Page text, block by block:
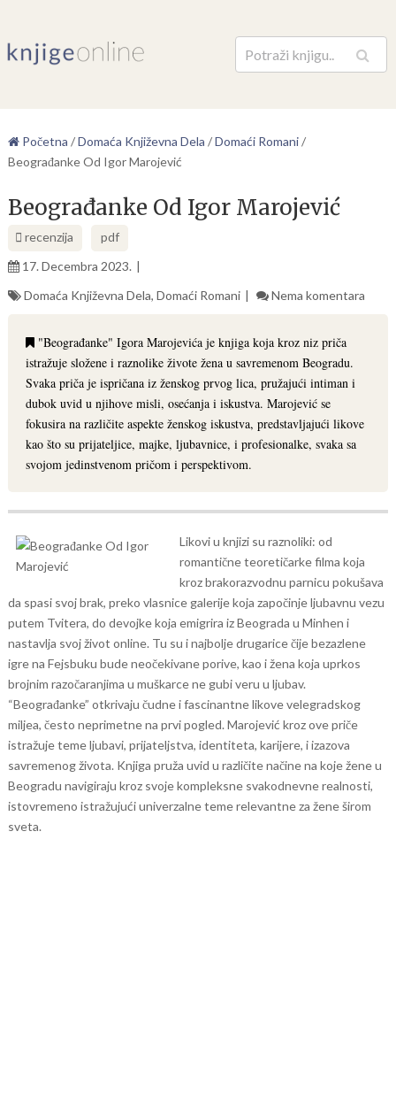
Pretraga
Početna /Domaća Književna Dela /Domaći Romani/
Beograđanke Od Igor Marojević
Beograđanke Od Igor Marojević
recenzija
pdf
17. Decembra 2023.
Domaća Književna Dela, Domaći Romani Nema komentara
"Beograđanke" Igora Marojevića je knjiga koja kroz niz priča
istražuje složene i raznolike živote žena u savremenom Beogradu.
Svaka priča je ispričana iz ženskog prvog lica, pružajući intiman i
dubok uvid u njihove misli, osećanja i iskustva. Marojević se
fokusira na različite aspekte ženskog iskustva, predstavljajući likove
kao što su prijateljice, majke, ljubavnice, i profesionalke, svaka sa
svojom jedinstvenom pričom i perspektivom.
Likovi u knjizi su raznoliki: od
romantične teoretičarke filma koja
kroz brakorazvodnu parnicu pokušava
da spasi svoj brak, preko vlasnice galerije koja započinje ljubavnu vezu
putem Tvitera, do devojke koja emigrira iz Beograda u Minhen i
nastavlja svoj život online. Tu su i najbolje drugarice čije bezazlene
igre na Fejsbuku bude neočekivane porive, kao i žena koja uprkos
brojnim razočaranjima u muškarce ne gubi veru u ljubav.
“Beograđanke” otkrivaju čudne i fascinantne likove velegradskog
miljea, često neprimetne na prvi pogled. Marojević kroz ove priče
istražuje teme ljubavi, prijateljstva, identiteta, karijere, i izazova
savremenog života. Knjiga pruža uvid u različite načine na koje žene u
Beogradu navigiraju kroz svoje kompleksne svakodnevne realnosti,
istovremeno istražujući univerzalne teme relevantne za žene širom
sveta.